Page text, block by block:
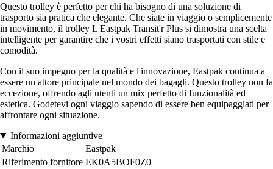
Questo trolley è perfetto per chi ha bisogno di una soluzione di
trasporto sia pratica che elegante. Che siate in viaggio o semplicemente
in movimento, il trolley L Eastpak Transit'r Plus si dimostra una scelta
intelligente per garantire che i vostri effetti siano trasportati con stile e
comodità.
Con il suo impegno per la qualità e l'innovazione, Eastpak continua a
essere un attore principale nel mondo dei bagagli. Questo trolley non fa
eccezione, offrendo agli utenti un mix perfetto di funzionalità ed
estetica. Godetevi ogni viaggio sapendo di essere ben equipaggiati per
affrontare ogni situazione.
Informazioni aggiuntive
Marchio
Eastpak
Riferimento fornitore EK0A5BOF0Z0